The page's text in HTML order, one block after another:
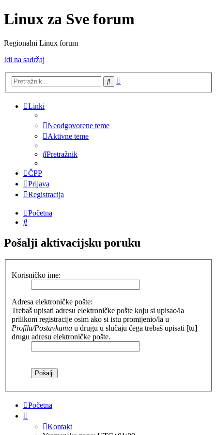
Linux za Sve forum
Regionalni Linux forum
Idi na sadržaj
Pretražnik
Linki
Neodgovorene teme
Aktivne teme
Pretražnik
ČPP
Prijava
Registracija
Početna
Pretražnik
Pošalji aktivacijsku poruku
Korisničko ime:
Adresa elektroničke pošte:
Trebaš upisati adresu elektroničke pošte koju si upisao/la
prilikom registracije osim ako si istu promijenio/la u
Profilu/Postavkama u drugu u slučaju čega trebaš upisati [tu]
drugu adresu elektroničke pošte.
Početna
Kontakt